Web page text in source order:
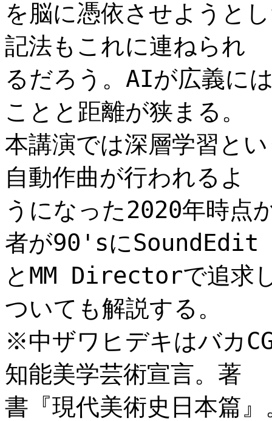
を脳に憑依させようと
記法もこれに連ねられ
るだろう。AIが広義に
ことと距離が狭まる。
本講演では深層学習と
自動作曲が行われるよ
うになった2020年時点
者が90'sにSoundEdit
とMM Directorで追求
ついても解説する。
※中ザワヒデキはバカ
知能美学芸術宣言。著
書『現代美術史日本篇